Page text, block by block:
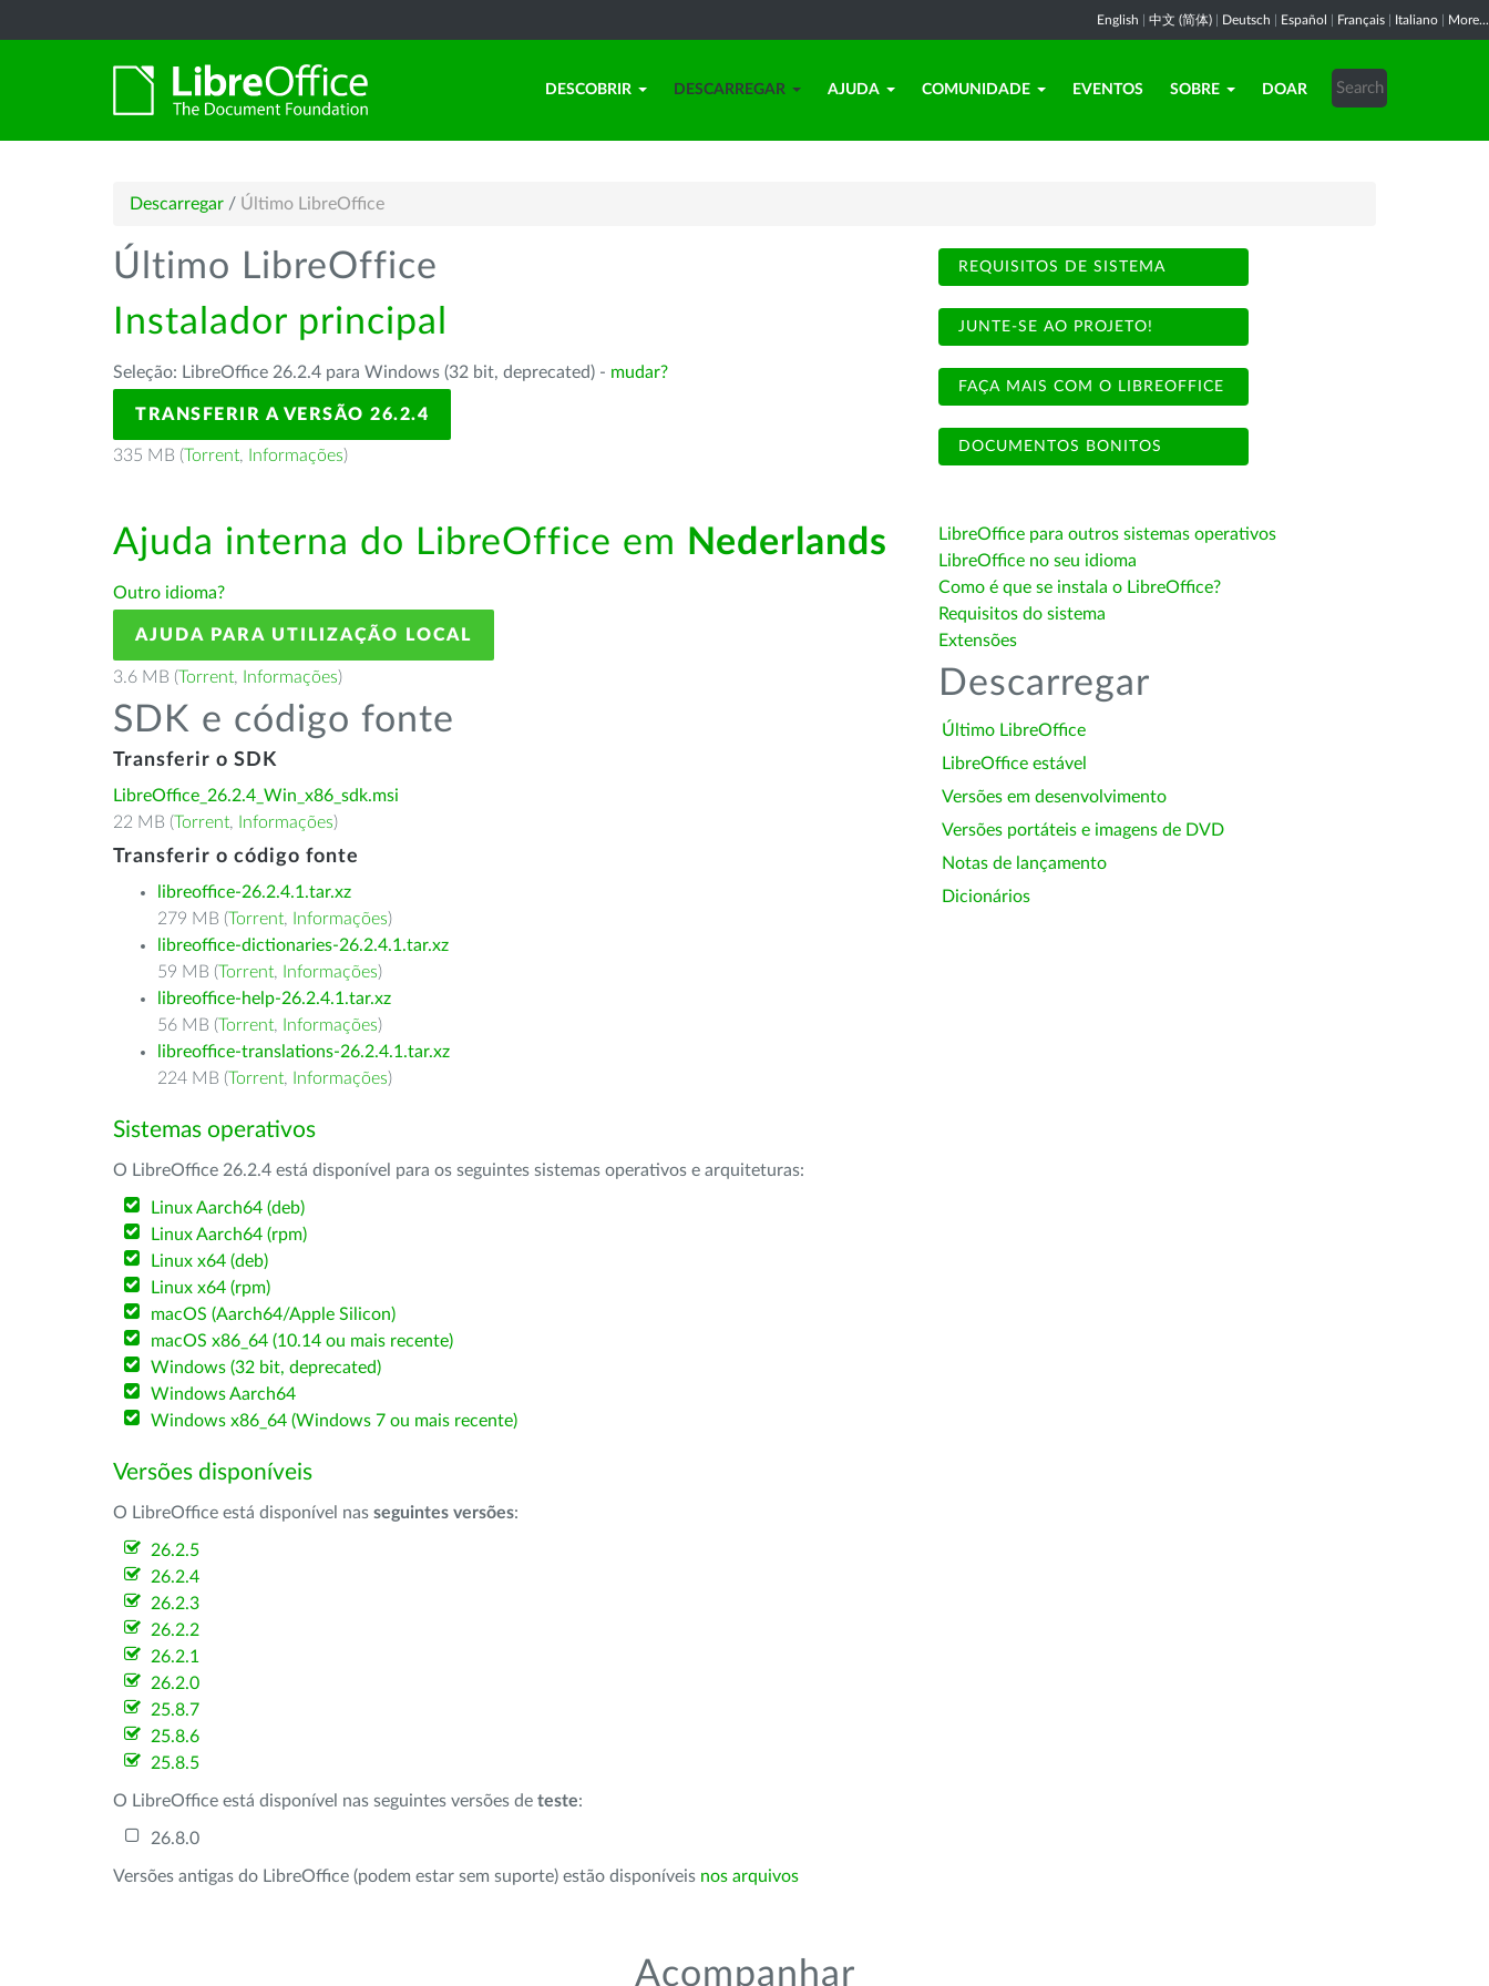
English 中文 (简体) Deutsch Español Français Italiano More...
DESCOBRIR DESCARREGAR AJUDA COMUNIDADE EVENTOS SOBRE DOAR
Descarregar / Último LibreOffice
Último LibreOffice
Instalador principal
Seleção: LibreOffice 26.2.4 para Windows (32 bit, deprecated) - mudar?
TRANSFERIR A VERSÃO 26.2.4
335 MB (Torrent, Informações)
Ajuda interna do LibreOffice em Nederlands
Outro idioma?
AJUDA PARA UTILIZAÇÃO LOCAL
3.6 MB (Torrent, Informações)
SDK e código fonte
Transferir o SDK
LibreOffice_26.2.4_Win_x86_sdk.msi
22 MB (Torrent, Informações)
Transferir o código fonte
libreoffice-26.2.4.1.tar.xz
279 MB (Torrent, Informações)
libreoffice-dictionaries-26.2.4.1.tar.xz
59 MB (Torrent, Informações)
libreoffice-help-26.2.4.1.tar.xz
56 MB (Torrent, Informações)
libreoffice-translations-26.2.4.1.tar.xz
224 MB (Torrent, Informações)
Sistemas operativos
O LibreOffice 26.2.4 está disponível para os seguintes sistemas operativos e arquiteturas:
Linux Aarch64 (deb)
Linux Aarch64 (rpm)
Linux x64 (deb)
Linux x64 (rpm)
macOS (Aarch64/Apple Silicon)
macOS x86_64 (10.14 ou mais recente)
Windows (32 bit, deprecated)
Windows Aarch64
Windows x86_64 (Windows 7 ou mais recente)
Versões disponíveis
O LibreOffice está disponível nas seguintes versões:
26.2.5
26.2.4
26.2.3
26.2.2
26.2.1
26.2.0
25.8.7
25.8.6
25.8.5
O LibreOffice está disponível nas seguintes versões de teste:
26.8.0
Versões antigas do LibreOffice (podem estar sem suporte) estão disponíveis nos arquivos
REQUISITOS DE SISTEMA
JUNTE-SE AO PROJETO!
FAÇA MAIS COM O LIBREOFFICE
DOCUMENTOS BONITOS
LibreOffice para outros sistemas operativos
LibreOffice no seu idioma
Como é que se instala o LibreOffice?
Requisitos do sistema
Extensões
Descarregar
Último LibreOffice
LibreOffice estável
Versões em desenvolvimento
Versões portáteis e imagens de DVD
Notas de lançamento
Dicionários
Acompanhar